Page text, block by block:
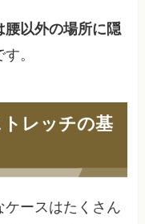
腰以外の場所に隠
。
レッチの基
ケースはたくさん